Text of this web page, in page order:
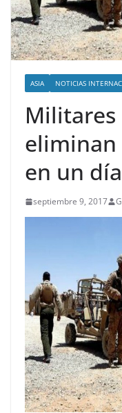
ASIA NOTICIAS
Militares
eliminan
en un día
septiembre 9, 2017